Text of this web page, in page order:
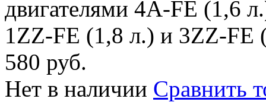
двигателями 4A-FE (1,6
1ZZ-FE (1,8 л.) и 3ZZ-FE
580 руб.
Нет в наличии Сравнить